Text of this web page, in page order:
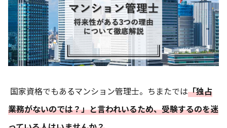
国家資格でもあるマンション管理士。ちまたでは「独占
業務がないのでは？」と言われいるため、受験するのを迷